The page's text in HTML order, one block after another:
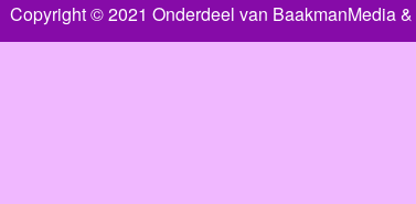
Copyright © 2021 Onderdeel van BaakmanMedia&